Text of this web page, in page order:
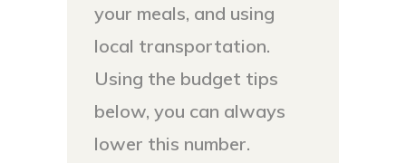
your meals, and using
local transportation.
Using the budget tips
below, you can always
lower this number.